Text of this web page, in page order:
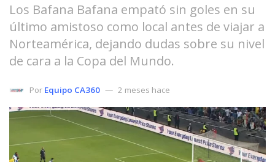
Los Bafana Bafana empató sin goles en su
último amistoso como local antes de viajar a
Norteamérica, dejando dudas sobre su nivel
de cara a la Copa del Mundo.
Por Equipo CA360 2 meses hace